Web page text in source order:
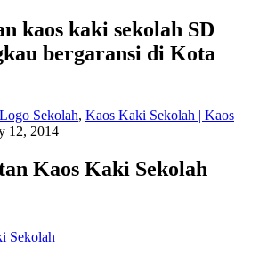
kaos kaki sekolah SD
bergaransi di Kota
Sekolah, Kaos Kaki Sekolah | Kaos
12, 2014
Kaos Kaki Sekolah